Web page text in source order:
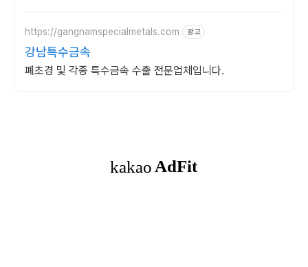
https://gangnamspecialmetals.com 광고
강남특수금속
폐초경 및 각종 특수금속 수출 전문업체입니다.